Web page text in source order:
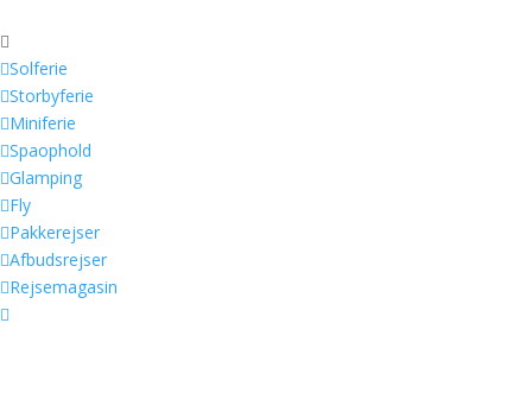

Solferie
Storbyferie
Miniferie
Spaophold
Glamping
Fly
Pakkerejser
Afbudsrejser
Rejsemagasin
